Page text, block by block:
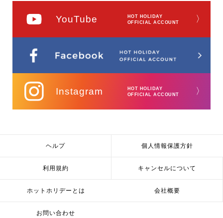
YouTube
HOT HOLIDAY
OFFICIAL ACCOUNT
〉
Instagram
HOT HOLIDAY
OFFICIAL ACCOUNT
〉
ヘルプ 個人情報保護方針
利用規約 キャンセルについて
ホットホリデーとは 会社概要
お問い合わせ